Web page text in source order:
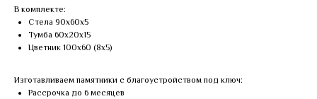
В комплекте:
Стела 90х60х5
Тумба 60х20х15
Цветник 100х60 (8х5)
Изготавливаем памятники с благоустройством под ключ:
Рассрочка до 6 месяцев